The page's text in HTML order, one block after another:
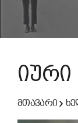
მთავარი